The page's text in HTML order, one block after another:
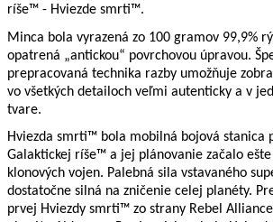
ríše™ - Hviezde smrti™.
Minca bola vyrazená zo 100 gramov 99,9%
opatrená „antickou“ povrchovou úpravou.
prepracovaná technika razby umožňuje
vo všetkých detailoch veľmi autenticky a v
tvare.
Hviezda smrti™ bola mobilná bojová stanica
Galaktickej ríše™ a jej plánovanie začalo
klonových vojen. Palebná sila vstavaného
dostatočne silná na zničenie celej planéty.
prvej Hviezdy smrti™ zo strany Rebel